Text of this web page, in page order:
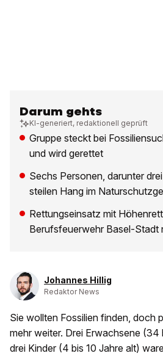
Darum gehts
KI-generiert, redaktionell geprüft
Gruppe steckt bei
und wird gerettet
Sechs Personen, darunter
steilen Hang im
Rettungseinsatz mit
Berufsfeuerwehr Basel-Stadt
Johannes Hillig
Redaktor News
Sie wollten Fossilien finden, doch
mehr weiter. Drei Erwachsene (34
drei Kinder (4 bis 10 Jahre alt)